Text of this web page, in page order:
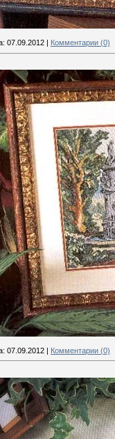
07.09.2012 | Комментарии (0)
07.09.2012 | Комментарии (0)